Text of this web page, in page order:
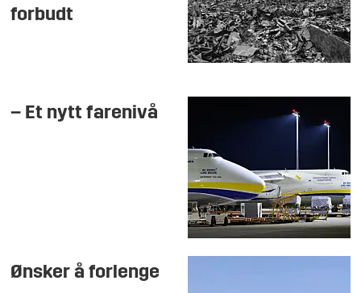
forbudt
– Et nytt farenivå
Ønsker å forlenge